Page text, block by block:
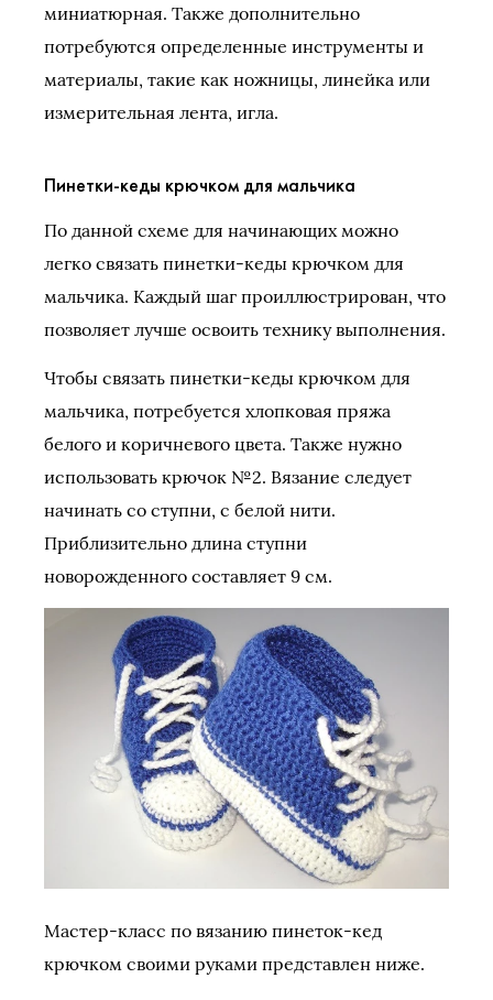
миниатюрная. Также дополнительно
потребуются определенные инструменты и
материалы, такие как ножницы, линейка или
измерительная лента, игла.
Пинетки-кеды крючком для мальчика
По данной схеме для начинающих можно
легко связать пинетки-кеды крючком для
мальчика. Каждый шаг проиллюстрирован, что
позволяет лучше освоить технику выполнения.
Чтобы связать пинетки-кеды крючком для
мальчика, потребуется хлопковая пряжа
белого и коричневого цвета. Также нужно
использовать крючок №2. Вязание следует
начинать со ступни, с белой нити.
Приблизительно длина ступни
новорожденного составляет 9 см.
Мастер-класс по вязанию пинеток-кед
крючком своими руками представлен ниже.